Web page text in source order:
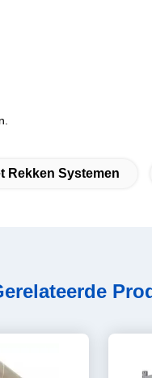
Rekken Systemen